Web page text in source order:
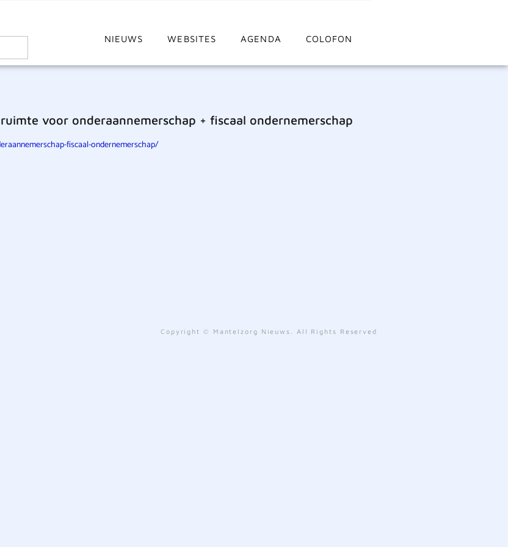
NIEUWS WEBSITES AGENDA COLOFON
voor onderaannemerschap + fiscaal ondernemerschap
fiscaal-ondernemerschap/
Copyright © Mantelzorg Nieuws. All Rights Reserved